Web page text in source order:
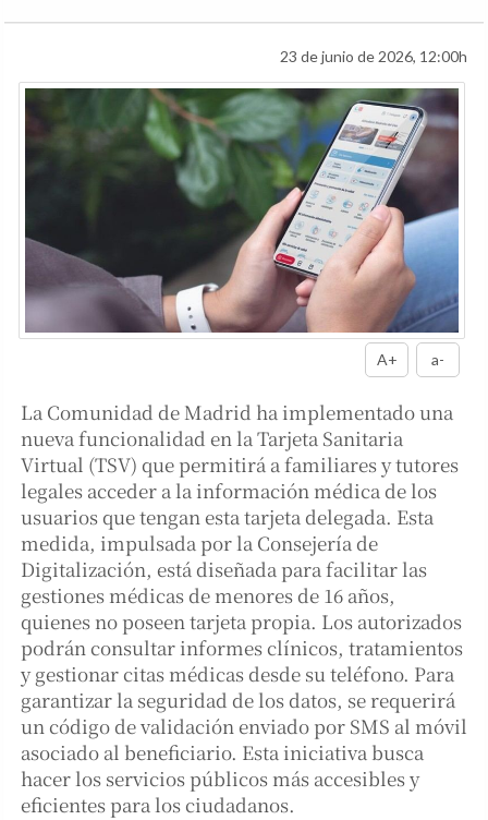
23 de junio de 2026, 12:00h
A+ a-
La Comunidad de Madrid ha implementado una
nueva funcionalidad en la Tarjeta Sanitaria
Virtual (TSV) que permitirá a familiares y tutores
legales acceder a la información médica de los
usuarios que tengan esta tarjeta delegada. Esta
medida, impulsada por la Consejería de
Digitalización, está diseñada para facilitar las
gestiones médicas de menores de 16 años,
quienes no poseen tarjeta propia. Los autorizados
podrán consultar informes clínicos, tratamientos
y gestionar citas médicas desde su teléfono. Para
garantizar la seguridad de los datos, se requerirá
un código de validación enviado por SMS al móvil
asociado al beneficiario. Esta iniciativa busca
hacer los servicios públicos más accesibles y
eficientes para los ciudadanos.